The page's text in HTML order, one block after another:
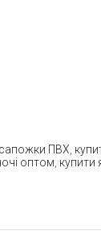
ПВХ
оптом купити